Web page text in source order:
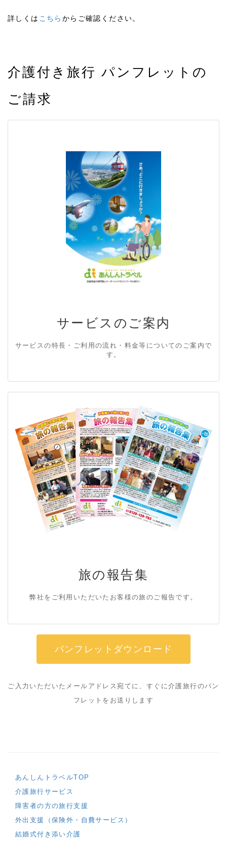
詳しくは こちら からご確認ください。
介護付き旅行 パンフレットの
ご請求
サービスのご案内
サービスの特長・ご利用の流れ・料金等についてのご案内で
す。
旅の報告集
弊社をご利用いただいたお客様の旅のご報告です。
パンフレットダウンロード
ご入力いただいたメールアドレス宛てに、すぐに介護旅行のパン
フレットをお送りします
あんしんトラベルTOP
介護旅行サービス
障害者の方の旅行支援
外出支援（保険外・自費サービス）
結婚式付き添い介護